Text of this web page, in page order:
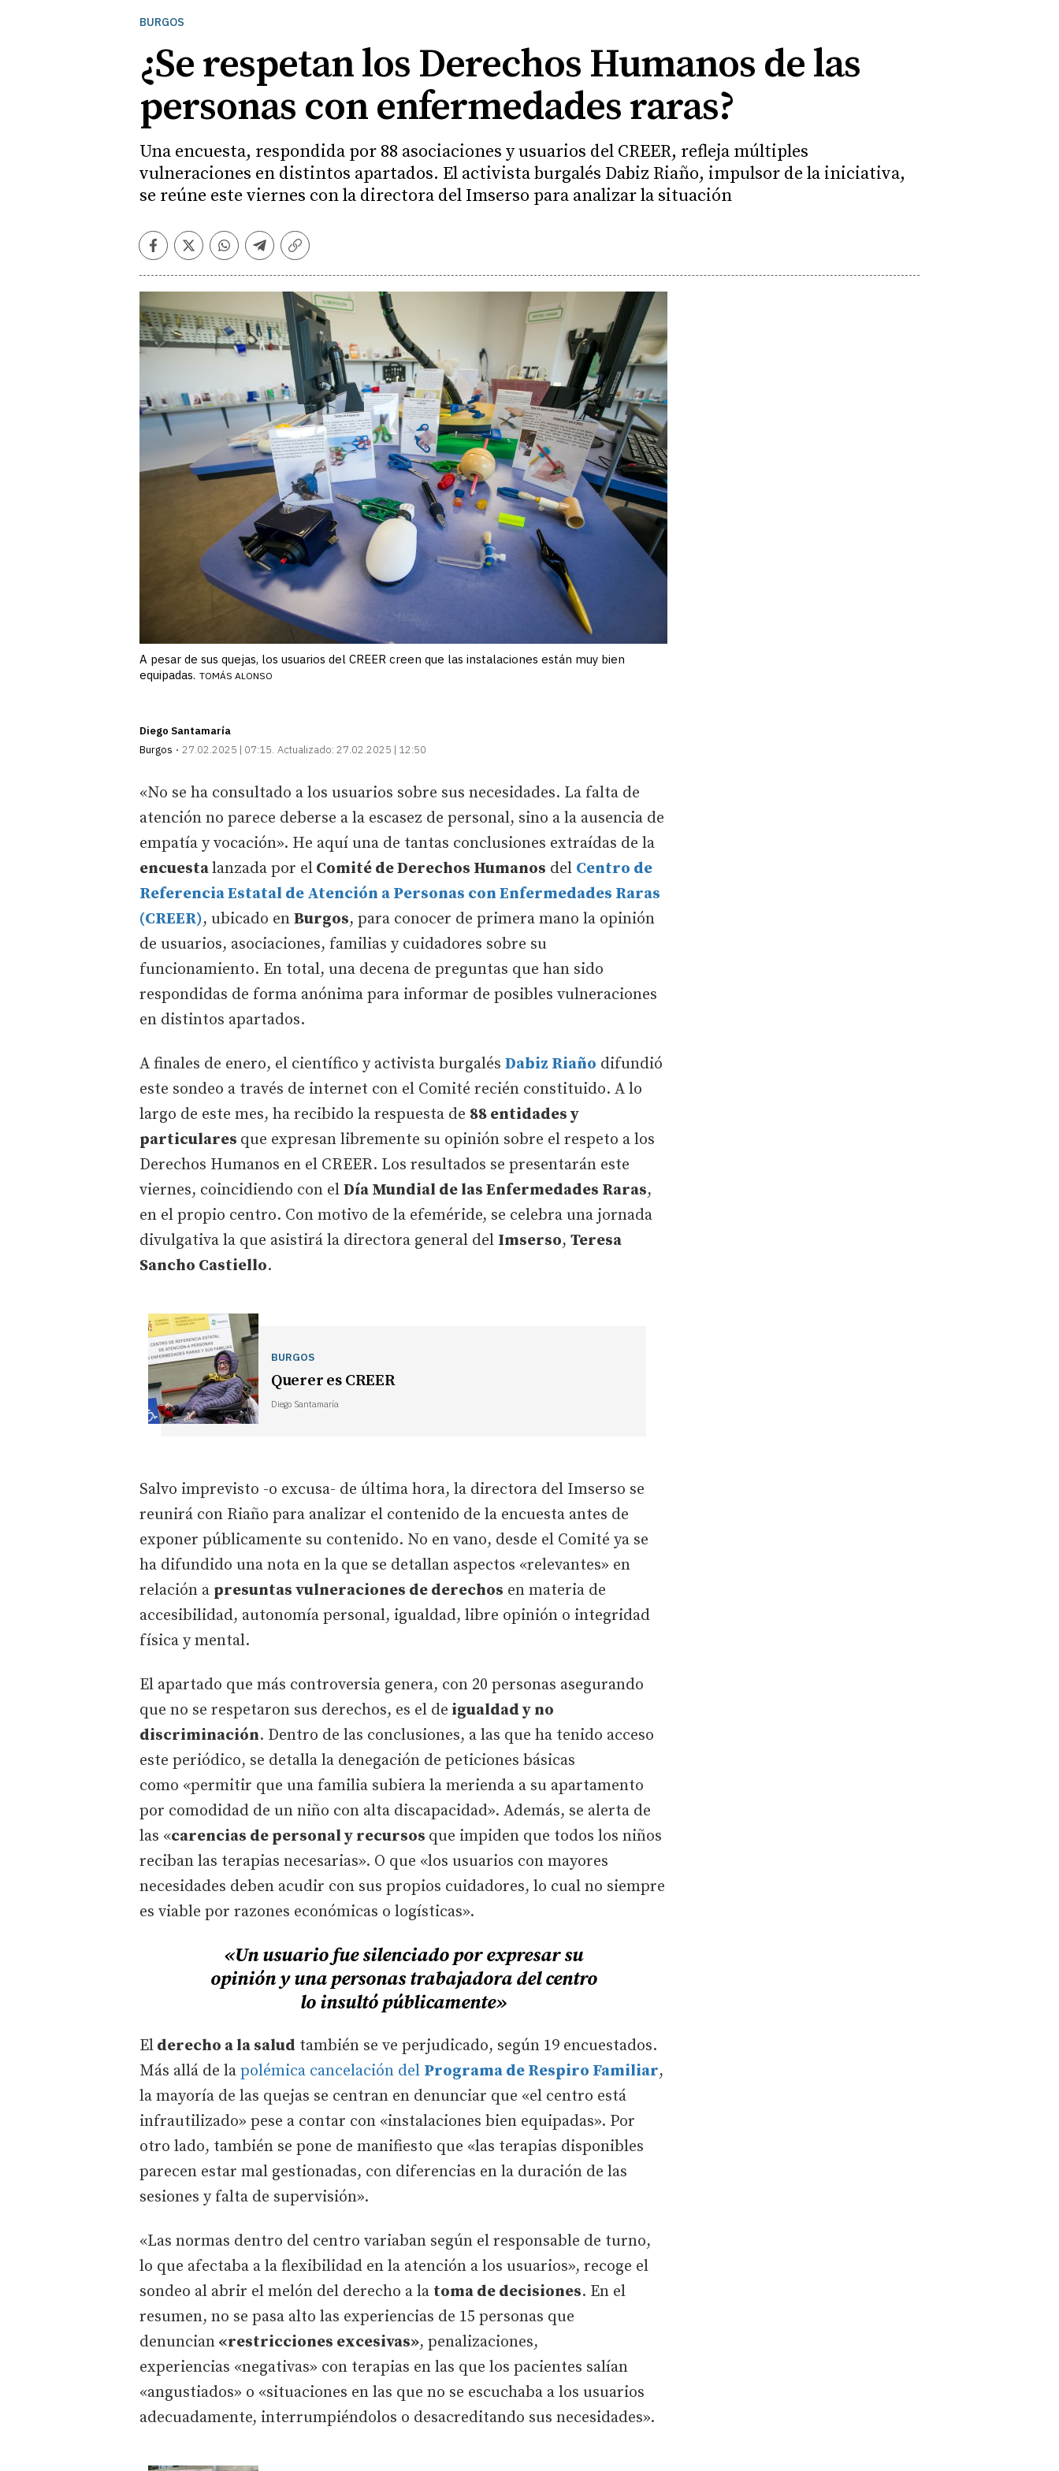
BURGOS
¿Se respetan los Derechos Humanos de las
personas con enfermedades raras?
Una encuesta, respondida por 88 asociaciones y usuarios del CREER, refleja múltiples
vulneraciones en distintos apartados. El activista burgalés Dabiz Riaño, impulsor de la iniciativa,
se reúne este viernes con la directora del Imserso para analizar la situación
Facebook
TwitterWhatsapp
Telegram
Copiar
A pesar de sus quejas, los usuarios del CREER creen que las instalaciones están muy bien
equipadas. TOMÁS ALONSO
Diego Santamaría
Burgos
27.02.2025 | 07:15 Actualizado: 27.02.2025 | 12:50
«No se ha consultado a los usuarios sobre sus necesidades. La falta de
atención no parece deberse a la escasez de personal, sino a la ausencia de
empatía y vocación». He aquí una de tantas conclusiones extraídas de la
encuestalanzada por el Comité de Derechos Humanos del Centro de
Referencia Estatal de Atención a Personas con Enfermedades Raras
(CREER), ubicado en Burgos, para conocer de primera mano la opinión
de usuarios, asociaciones, familias y cuidadores sobre su
funcionamiento. En total, una decena de preguntas que han sido
respondidas de forma anónima para informar de posibles vulneraciones
en distintos apartados.
A finales de enero, el científico y activista burgalés Dabiz Riaño difundió
este sondeo a través de internet con el Comité recién constituido. A lo
largo de este mes, ha recibido la respuesta de 88 entidades y
particulares que expresan libremente su opinión sobre el respeto a los
Derechos Humanos en el CREER. Los resultados se presentarán este
viernes, coincidiendo con el Día Mundial de las Enfermedades Raras,
en el propio centro. Con motivo de la efeméride, se celebra una jornada
divulgativa la que asistirá la directora general del Imserso, Teresa
Sancho Castiello.
BURGOS
Querer es CREER
Diego Santamaría
Salvo imprevisto -o excusa- de última hora, la directora del Imserso se
reunirá con Riaño para analizar el contenido de la encuesta antes de
exponer públicamente su contenido. No en vano, desde el Comité ya se
ha difundido una nota en la que se detallan aspectos «relevantes» en
relación a presuntas vulneraciones de derechos en materia de
accesibilidad, autonomía personal, igualdad, libre opinión o integridad
física y mental.
El apartado que más controversia genera, con 20 personas asegurando
que no se respetaron sus derechos, es el de igualdad y no
discriminación. Dentro de las conclusiones, a las que ha tenido acceso
este periódico, se detalla la denegación de peticiones básicas
como «permitir que una familia subiera la merienda a su apartamento
por comodidad de un niño con alta discapacidad». Además, se alerta de
las «carencias de personal y recursos que impiden que todos los niños
reciban las terapias necesarias». O que «los usuarios con mayores
necesidades deben acudir con sus propios cuidadores, lo cual no siempre
es viable por razones económicas o logísticas».
«Un usuario fue silenciado por expresar su
opinión y una personas trabajadora del centro
lo insultó públicamente»
El derecho a la salud también se ve perjudicado, según 19 encuestados.
Más allá de la polémica cancelación del Programa de Respiro Familiar,
la mayoría de las quejas se centran en denunciar que «el centro está
infrautilizado» pese a contar con «instalaciones bien equipadas». Por
otro lado, también se pone de manifiesto que «las terapias disponibles
parecen estar mal gestionadas, con diferencias en la duración de las
sesiones y falta de supervisión».
«Las normas dentro del centro variaban según el responsable de turno,
lo que afectaba a la flexibilidad en la atención a los usuarios», recoge el
sondeo al abrir el melón del derecho a la toma de decisiones. En el
resumen, no se pasa alto las experiencias de 15 personas que
denuncian «restricciones excesivas», penalizaciones,
experiencias «negativas» con terapias en las que los pacientes salían
«angustiados» o «situaciones en las que no se escuchaba a los usuarios
adecuadamente, interrumpiéndolos o desacreditando sus necesidades».